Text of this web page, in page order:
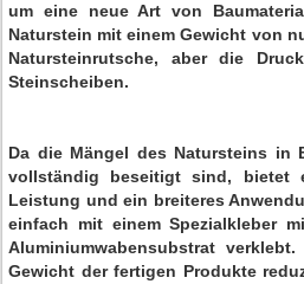
um eine neue Art von
Naturstein mit einem Gewicht von
Natursteinrutsche, aber die
Steinscheiben.
Da die Mängel des Natursteins in
vollständig beseitigt sind, bietet
Leistung und ein breiteres
einfach mit einem Spezialkleber
Aluminiumwabensubstrat
Gewicht der fertigen Produkte